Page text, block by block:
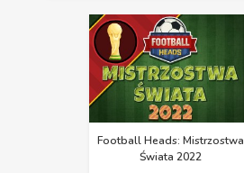
Football Heads: Mistrzostwa
Świata 2022